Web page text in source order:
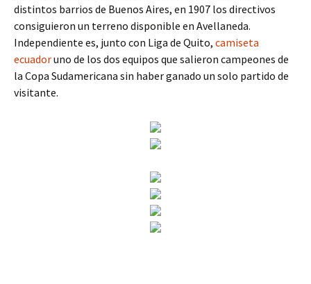
distintos barrios de Buenos Aires, en 1907 los directivos
consiguieron un terreno disponible en Avellaneda.
Independiente es, junto con Liga de Quito, camiseta
ecuadoruno de los dos equipos que salieron campeones de
la Copa Sudamericana sin haber ganado un solo partido de
visitante.